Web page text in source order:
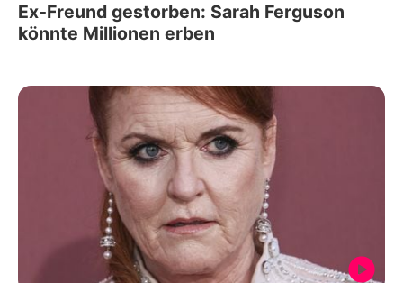
Ex-Freund gestorben: Sarah Ferguson
könnte Millionen erben